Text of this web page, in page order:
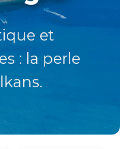
et
: la perle